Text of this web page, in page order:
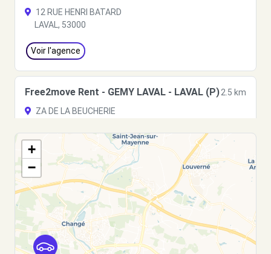
12 RUE HENRI BATARD
LAVAL, 53000
Voir l'agence
Free2move Rent - GEMY LAVAL - LAVAL (P)2.5 km
ZA DE LA BEUCHERIE
Voir l'agence
Free2Move Rent - BONCHAMP
AUTOMOBILES - BONCHAMP-LES-LAVAL (C)
ROUTE DU MANS
BONCHAMP-LES-LAVAL, 53960
+
−